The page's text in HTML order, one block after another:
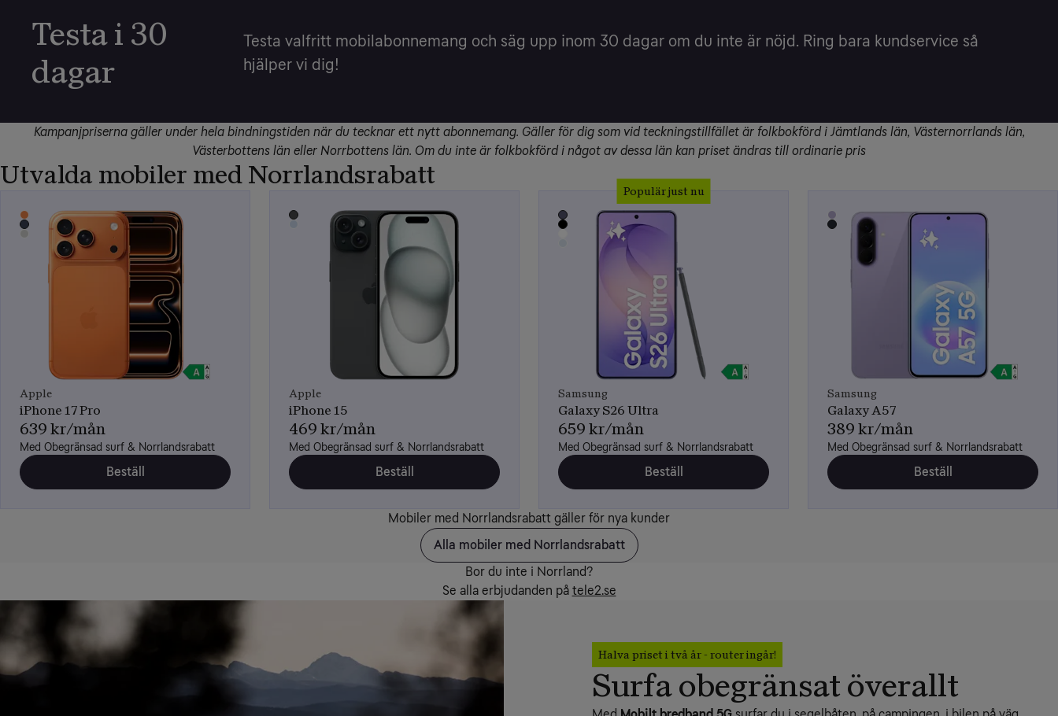
Testa i 30
dagar
Testa valfritt mobilabonnemang och säg upp inom 30 dagar om du inte är nöjd. Ring bara kundservice så
hjälper vi dig!
Kampanjpriserna gäller under hela bindningstiden när du tecknar ett nytt abonnemang. Gäller för dig som vid teckningstillfället är folkbokförd i Jämtlands län, Västernorrlands län,
Västerbottens län eller Norrbottens län. Om du inte är folkbokförd i något av dessa län kan priset ändras till ordinarie pris
Utvalda mobiler med Norrlandsrabatt
Apple
iPhone 17 Pro
639 kr/mån
Med Obegränsad surf & Norrlandsrabatt
Beställ
Apple
iPhone 15
469 kr/mån
Med Obegränsad surf & Norrlandsrabatt
Beställ
Populär just nu
Samsung
Galaxy S26 Ultra
659 kr/mån
Med Obegränsad surf & Norrlandsrabatt
Beställ
Samsung
Galaxy A57
389 kr/mån
Med Obegränsad surf & Norrlandsrabatt
Beställ
Mobiler med Norrlandsrabatt gäller för nya kunder
Alla mobiler med Norrlandsrabatt
Bor du inte i Norrland?
Se alla erbjudanden på tele2.se
Halva priset i två år - router ingår!
Surfa obegränsat överallt